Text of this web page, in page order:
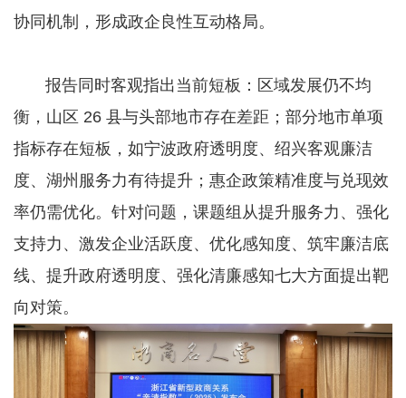
协同机制，形成政企良性互动格局。
报告同时客观指出当前短板：区域发展仍不均
衡，山区 26 县与头部地市存在差距；部分地市单项
指标存在短板，如宁波政府透明度、绍兴客观廉洁
度、湖州服务力有待提升；惠企政策精准度与兑现效
率仍需优化。针对问题，课题组从提升服务力、强化
支持力、激发企业活跃度、优化感知度、筑牢廉洁底
线、提升政府透明度、强化清廉感知七大方面提出靶
向对策。